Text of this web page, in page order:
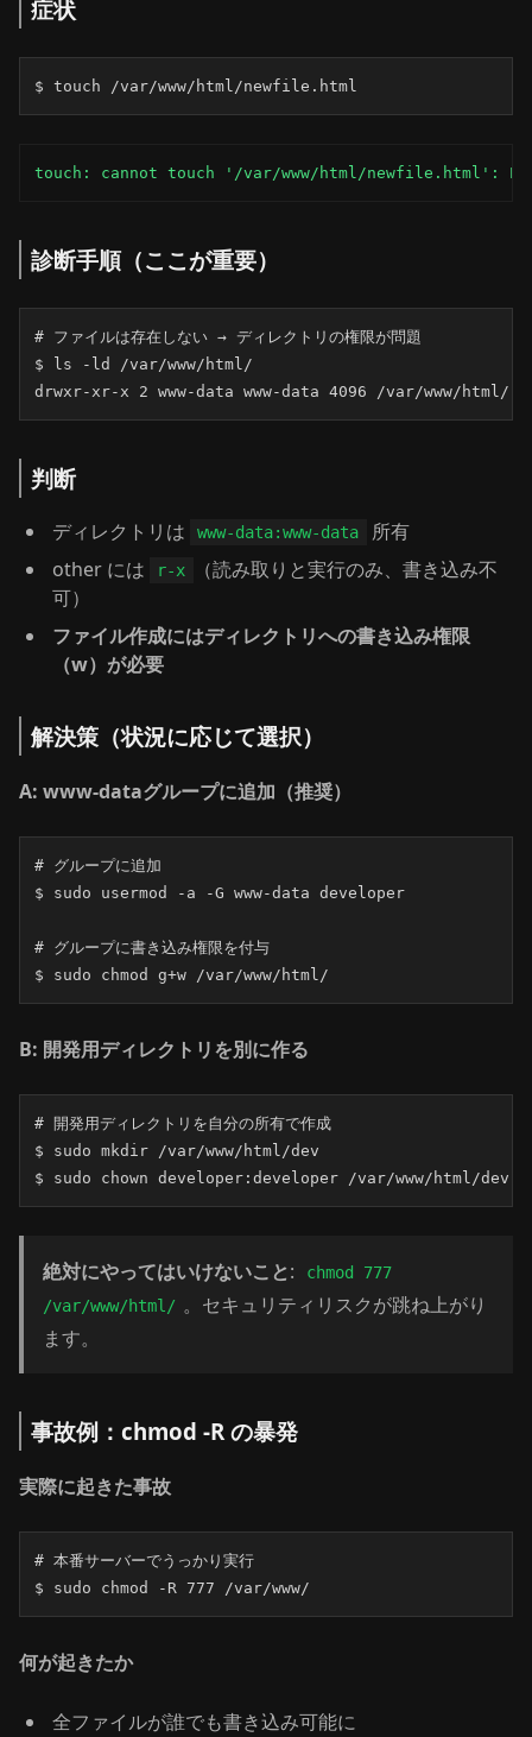
症状
$ touch /var/www/html/newfile.html
touch: cannot touch '/var/www/html/newfile.html':
診断手順（ここが重要）
# ファイルは存在しない → ディレクトリの権限が問題
$ ls -ld /var/www/html/
drwxr-xr-x 2 www-data www-data 4096 /var/www/html/
判断
ディレクトリは www-data:www-data
所有
other には
r-x
（読み取りと実行のみ、書き込み不
可）
ファイル作成にはディレクトリへの書き込み権限
（w）が必要
解決策（状況に応じて選択）
A: www-dataグループに追加（推奨）
# グループに追加
$ sudo usermod -a -G www-data developer
# グループに書き込み権限を付与
$ sudo chmod g+w /var/www/html/
B: 開発用ディレクトリを別に作る
# 開発用ディレクトリを自分の所有で作成
$ sudo mkdir /var/www/html/dev
$ sudo chown developer:developer /var/www/html/dev
絶対にやってはいけないこと:
chmod 777
/var/www/html/ 。セキュリティリスクが跳ね上がり
ます。
事故例：chmod -R の暴発
実際に起きた事故
# 本番サーバーでうっかり実行
$ sudo chmod -R 777 /var/www/
何が起きたか
全ファイルが誰でも書き込み可能に